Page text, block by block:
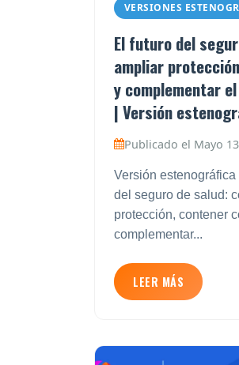
VERSIONES
El futuro del
ampliar
y complementar
| Versión
Publicado el Mayo
Versión
del seguro de salud:
protección, contener
complementar...
LEER MÁS